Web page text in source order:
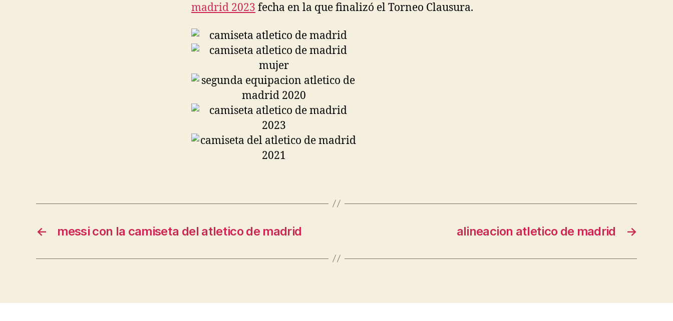
madrid 2023 fecha en la que finalizó el Torneo Clausura.
← messi con la camiseta del atletico de madrid →
alineacion atletico de madrid